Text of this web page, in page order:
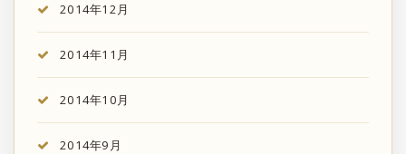
2014年12月
2014年11月
2014年10月
2014年9月